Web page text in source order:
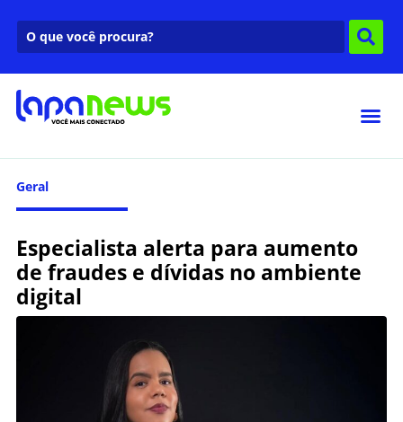
Geral
Especialista alerta para aumento
de fraudes e dívidas no ambiente
digital